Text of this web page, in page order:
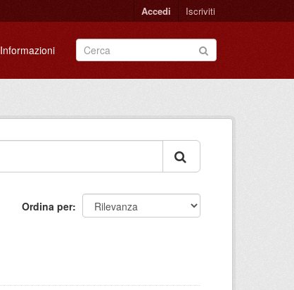
Accedi Iscriviti
Informazioni
Ordina per